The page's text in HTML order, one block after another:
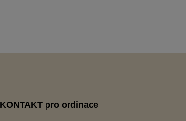
KONTAKT pro ordinace